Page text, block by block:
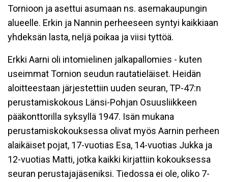
Tornioon ja asettui asumaan ns. asemakaupungin
alueelle. Erkin ja Nannin perheeseen syntyi kaikkiaan
yhdeksän lasta, neljä poikaa ja viisi tyttöä.
Erkki Aarni oli intomielinen jalkapallomies - kuten
useimmat Tornion seudun rautatieläiset. Heidän
aloitteestaan järjestettiin uuden seuran, TP-47:n
perustamiskokous Länsi-Pohjan Osuusliikkeen
pääkonttorilla syksyllä 1947. Isän mukana
perustamiskokouksessa olivat myös Aarnin perheen
alaikäiset pojat, 17-vuotias Esa, 14-vuotias Jukka ja
12-vuotias Matti, jotka kaikki kirjattiin kokouksessa
seuran perustajajäseniksi. Tiedossa ei ole, oliko 7-